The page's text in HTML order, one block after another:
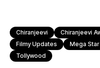
Chiranjeevi Chiranjeevi
Filmy Updates
Mega Star
Tollywood